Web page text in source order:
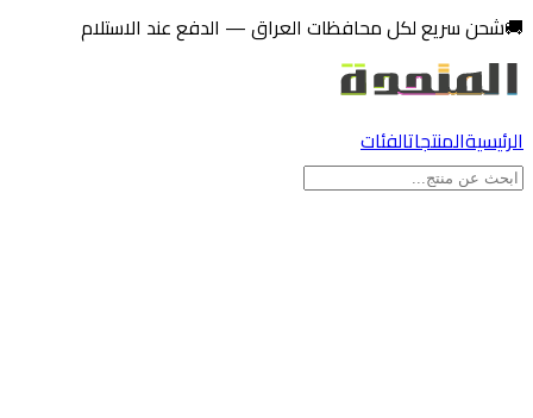
تخطي إلى المحتوى
🚚شحن سريع لكل محافظات العراق — الدفع عند الاستلام
الرئيسيةالمنتجاتالفئات